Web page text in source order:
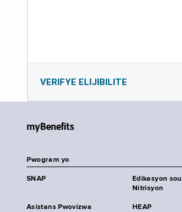
VERIFYE ELIJIBILITE
myBenefits
Pwogram yo
SNAP
Edikasyon sou
Nitrisyon
Asistans Pwovizwa HEAP